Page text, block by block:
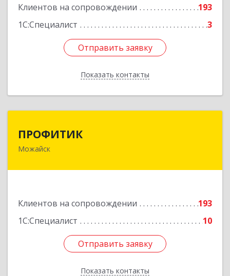
Клиентов на сопровождении
193
1С:Специалист
3
Отправить заявку
Показать контакты
Подробнее
Отправить заявку
Назад
ПРОФИТИК
Можайск
Клиентов на сопровождении
193
1С:Специалист
10
Отправить заявку
Показать контакты
143200, Московская обл, Можайский р-н,
Отправить заявку
Назад